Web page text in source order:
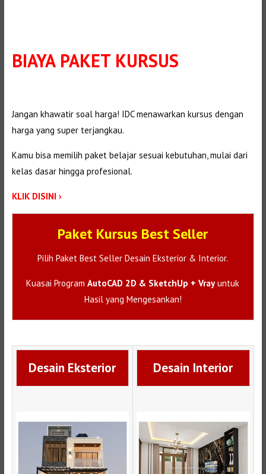
BIAYA PAKET KURSUS
Jangan khawatir soal harga! IDC menawarkan kursus dengan
harga yang super terjangkau.
Kamu bisa memilih paket belajar sesuai kebutuhan, mulai dari
kelas dasar hingga profesional.
KLIK DISINI ›
Paket Kursus Best Seller
Pilih Paket Best Seller Desain Eksterior & Interior.
Kuasai ProgramAutoCAD 2D & SketchUp + Vrayuntuk
Hasil yang Mengesankan!
Desain Eksterior Desain Interior